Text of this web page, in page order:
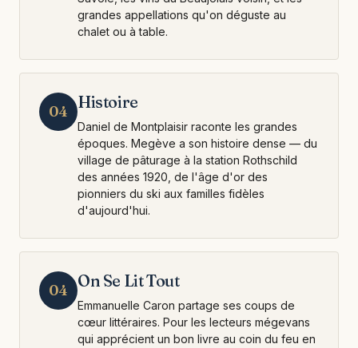
grandes appellations qu'on déguste au
chalet ou à table.
04 Histoire
Daniel de Montplaisir raconte les grandes
époques. Megève a son histoire dense — du
village de pâturage à la station Rothschild
des années 1920, de l'âge d'or des
pionniers du ski aux familles fidèles
d'aujourd'hui.
04 On Se Lit Tout
Emmanuelle Caron partage ses coups de
cœur littéraires. Pour les lecteurs mégevans
qui apprécient un bon livre au coin du feu en